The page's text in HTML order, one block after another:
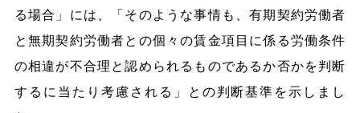
る場合」には、「そのような事情も、有期契約労働者
と無期契約労働者との個々の賃金項目に係る労働条件
の相違が不合理と認められるものであるか否かを判断
するに当たり考慮される」との判断基準を示しまし